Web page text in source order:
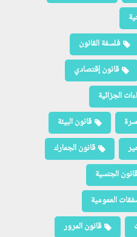
فلسفة القانون
قانون إقتصادي
الجزائية
قانون البيئة
قانون الجمارك
قانون الجنسية
العمومية
قانون المرور